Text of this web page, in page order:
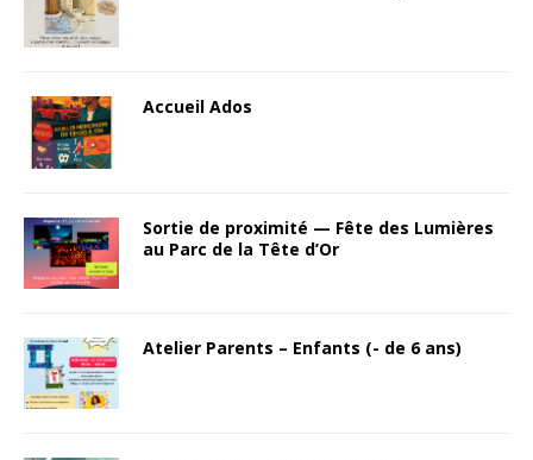
Accueil Ados
Sortie de proximité — Fête des Lumières
au Parc de la Tête d’Or
Atelier Parents – Enfants (- de 6 ans)